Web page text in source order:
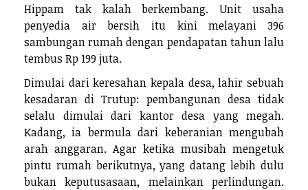
Hippam tak kalah berkembang. Unit usaha
penyedia air bersih itu kini melayani 396
sambungan rumah dengan pendapatan tahun lalu
tembus Rp 199 juta.
Dimulai dari keresahan kepala desa, lahir sebuah
kesadaran di Trutup: pembangunan desa tidak
selalu dimulai dari kantor desa yang megah.
Kadang, ia bermula dari keberanian mengubah
arah anggaran. Agar ketika musibah mengetuk
pintu rumah berikutnya, yang datang lebih dulu
bukan keputusasaan, melainkan perlindungan.